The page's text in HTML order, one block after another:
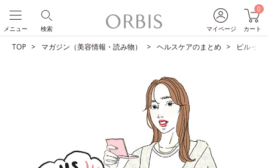
マイページ
0
カート
検索
メニュー
TOP マガジン（美容情報・読み物） ヘルスケアのまとめ ピルっ